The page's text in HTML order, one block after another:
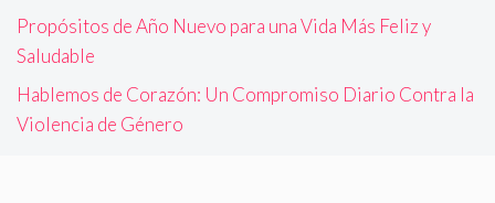
Propósitos de Año Nuevo para una Vida Más Feliz y
Saludable
Hablemos de Corazón: Un Compromiso Diario Contra la
Violencia de Género